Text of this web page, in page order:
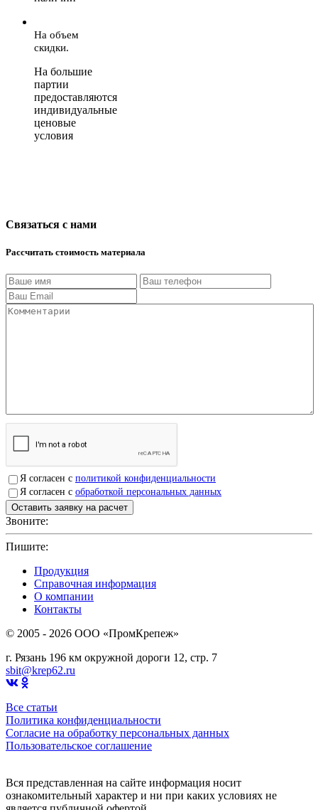
На объем
скидки.
На большие
партии
предоставляются
индивидуальные
ценовые
условия
Связаться с нами
Рассчитать стоимость материала
Я согласен с политикой конфиденциальности
Я согласен с обработкой персональных данных
Звоните:
Пишите:
Продукция
Справочная информация
О компании
Контакты
© 2005 - 2026 OOO «ПромКрепеж»
г. Рязань 196 км окружной дороги 12, стр. 7
sbit@krep62.ru
Все статьи
Политика конфиденциальности
Согласие на обработку персональных данных
Пользовательское соглашение
Вся представленная на сайте информация носит
ознакомительный характер и ни при каких условиях не